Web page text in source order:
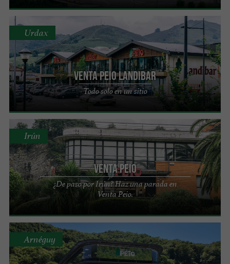
Venta Peio Landibar
Todo solo en un sitio
Urdax
Venta Peio
¿De paso por Irún? Haz una parada en
Venta Peio.
Irún
Arnéguy